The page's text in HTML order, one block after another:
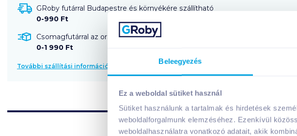
Beleegyezés
Ez a weboldal sütiket használ
Sütiket használunk a tartalmak és hirdetések
weboldalforgalmunk elemzéséhez. Ezenkívül
weboldalhasználatra vonatkozó adatait, akik
GRoby futárral Budapestre és környékére szállítható
0-990 Ft
Csomagfutárral az ország egész területére szállítható!
0-1 990 Ft
További szállítási információk